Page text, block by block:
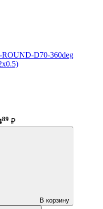
D70-360deg
89 ₽
В корзину